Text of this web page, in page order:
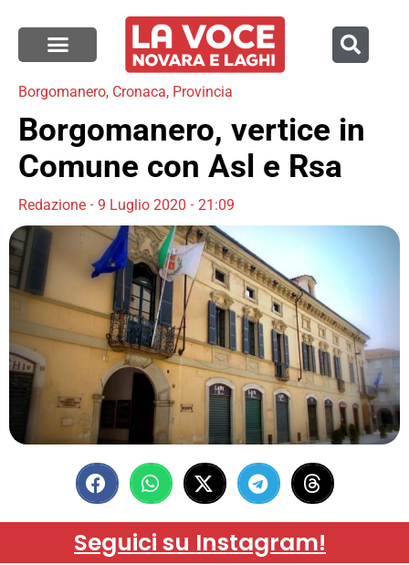
Borgomanero, Cronaca, Provincia
Borgomanero, vertice in
Comune con Asl e Rsa
Redazione 9 Luglio 2020 21:09
Seguici su Instagram!